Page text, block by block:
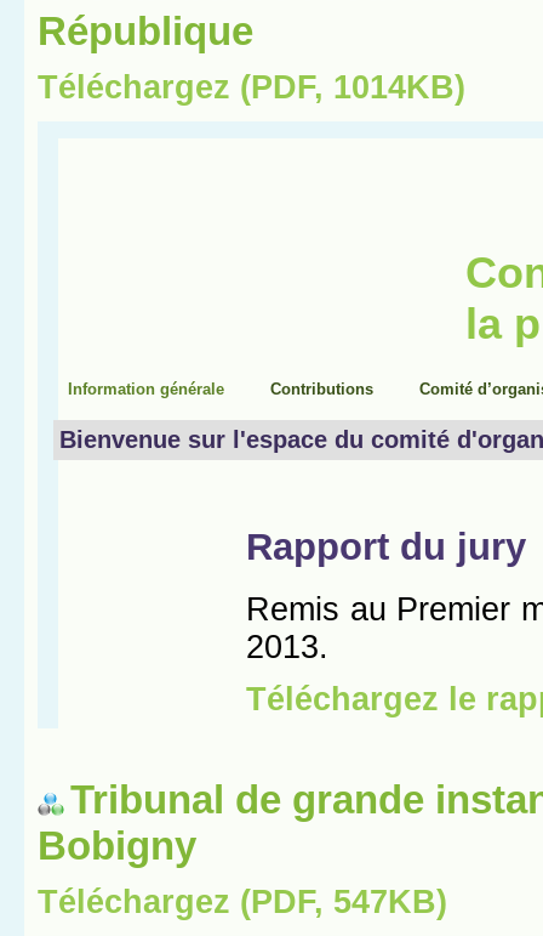
République
Téléchargez (PDF, 1014KB)
Tribunal de grande
Bobigny
Téléchargez (PDF, 547KB)